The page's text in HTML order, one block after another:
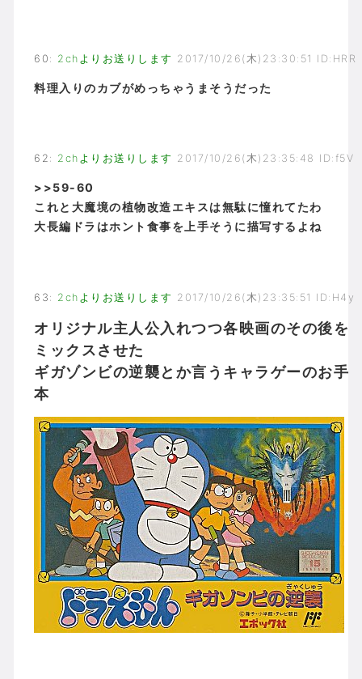
60 : 2chよりお送りします 2017/10/26(木)23:30:51 ID:HRR
料理入りのカブがめっちゃうまそうだった
62 : 2chよりお送りします 2017/10/26(木)23:35:48 ID:f5V
>>59-60
これと大魔境の植物改造エキスは無駄に憧れてたわ
大長編ドラはホント食事を上手そうに描写するよね
63 : 2chよりお送りします 2017/10/26(木)23:35:51 ID:H4y
オリジナル主人公入れつつ各映画のその後を
ミックスさせた
ギガゾンビの逆襲とか言うキャラゲーのお手
本